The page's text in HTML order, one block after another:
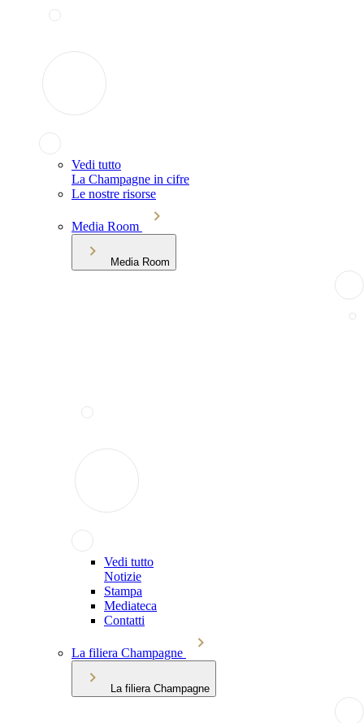
Vedi tutto
La Champagne in cifre
Le nostre risorse
Media Room
Media Room
Vedi tutto
Notizie
Stampa
Mediateca
Contatti
La filiera Champagne
La filiera Champagne